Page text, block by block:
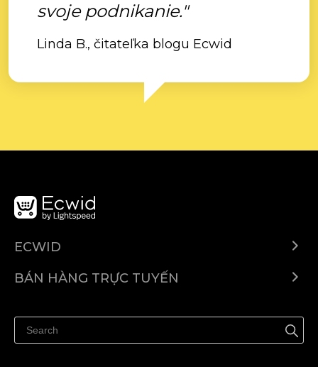
svoje podnikanie."
Linda B., čitateľka blogu Ecwid
ECWID
Trung tâm trợ giúp
BÁN HÀNG TRỰC TUYẾN
Quảng bá ở bất cứ đâu
Kiểm soát mọi thứ